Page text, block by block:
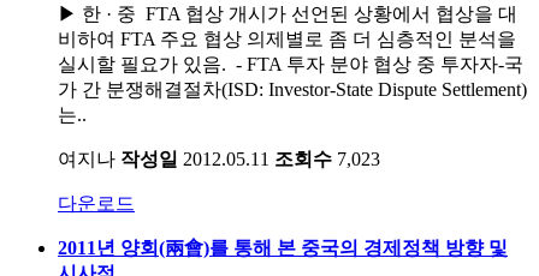
▶ 한 · 중 FTA 협상 개시가 선언된 상황에서 협상을 대
비하여 FTA 주요 협상 의제별로 좀 더 심층적인 분석을
실시할 필요가 있음. - FTA 투자 분야 협상 중 투자자-국
가 간 분쟁해결절차(ISD: Investor-State Dispute Settlement)
는..
여지나 작성일 2012.05.11 조회수 7,023
다운로드
2011년 양회(兩會)를 통해 본 중국의 경제정책 방향 및